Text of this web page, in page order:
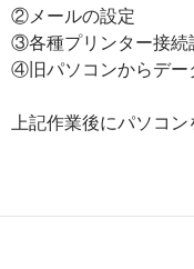
②メールの設定
③各種プリンター接続
④旧パソコンからデー
上記作業後にパソコ